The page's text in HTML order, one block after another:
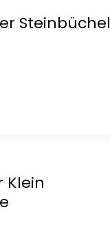
Steinbüchel
Klein